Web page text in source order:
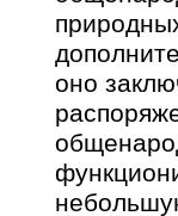
оно